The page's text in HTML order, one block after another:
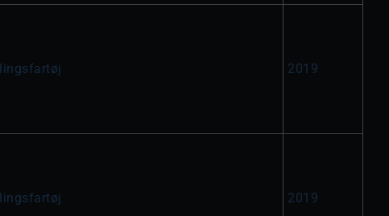
2019
2019